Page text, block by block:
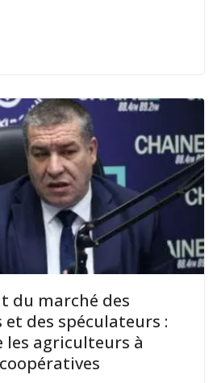
du marché des
des spéculateurs :
les agriculteurs à